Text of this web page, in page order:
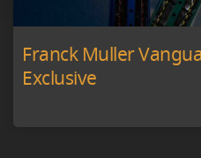
Franck Muller
Exclusive